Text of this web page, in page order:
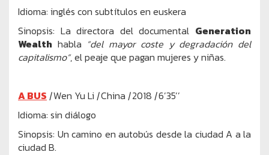
Idioma: inglés con subtítulos en euskera
Sinopsis: La directora del documental Generation
Wealth habla “del mayor coste y degradación del
capitalismo”, el peaje que pagan mujeres y niñas.
A BUS |Wen Yu Li |China |2018 |6’35’’
Idioma: sin diálogo
Sinopsis: Un camino en autobús desde la ciudad A a la
ciudad B.